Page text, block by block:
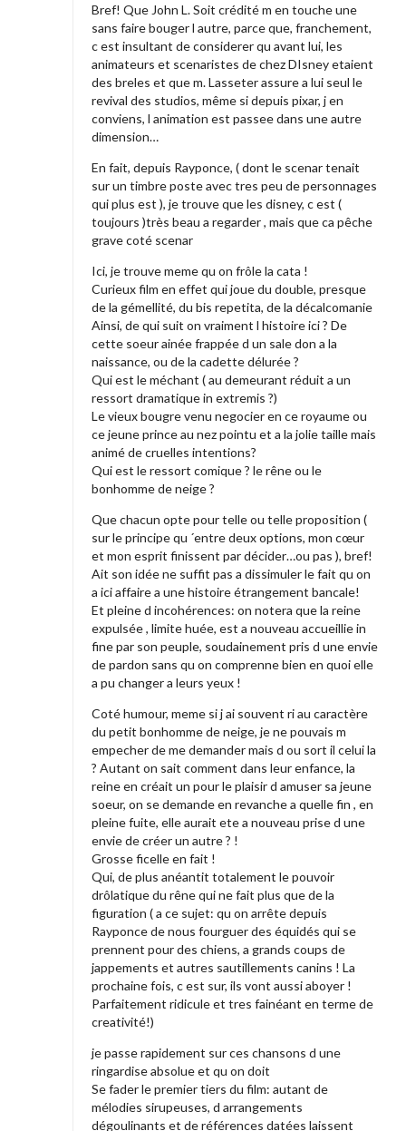
Bref! Que John L. Soit crédité m en touche une
sans faire bouger l autre, parce que, franchement,
c est insultant de considerer qu avant lui, les
animateurs et scenaristes de chez DIsney etaient
des breles et que m. Lasseter assure a lui seul le
revival des studios, même si depuis pixar, j en
conviens, l animation est passee dans une autre
dimension…
En fait, depuis Rayponce, ( dont le scenar tenait
sur un timbre poste avec tres peu de personnages
qui plus est ), je trouve que les disney, c est (
toujours )très beau a regarder , mais que ca pêche
grave coté scenar
Ici, je trouve meme qu on frôle la cata !
Curieux film en effet qui joue du double, presque
de la gémellité, du bis repetita, de la décalcomanie
Ainsi, de qui suit on vraiment l histoire ici ? De
cette soeur ainée frappée d un sale don a la
naissance, ou de la cadette délurée ?
Qui est le méchant ( au demeurant réduit a un
ressort dramatique in extremis ?)
Le vieux bougre venu negocier en ce royaume ou
ce jeune prince au nez pointu et a la jolie taille mais
animé de cruelles intentions?
Qui est le ressort comique ? le rêne ou le
bonhomme de neige ?
Que chacun opte pour telle ou telle proposition (
sur le principe qu ´entre deux options, mon cœur
et mon esprit finissent par décider…ou pas ), bref!
Ait son idée ne suffit pas a dissimuler le fait qu on
a ici affaire a une histoire étrangement bancale!
Et pleine d incohérences: on notera que la reine
expulsée , limite huée, est a nouveau accueillie in
fine par son peuple, soudainement pris d une envie
de pardon sans qu on comprenne bien en quoi elle
a pu changer a leurs yeux !
Coté humour, meme si j ai souvent ri au caractère
du petit bonhomme de neige, je ne pouvais m
empecher de me demander mais d ou sort il celui la
? Autant on sait comment dans leur enfance, la
reine en créait un pour le plaisir d amuser sa jeune
soeur, on se demande en revanche a quelle fin , en
pleine fuite, elle aurait ete a nouveau prise d une
envie de créer un autre ? !
Grosse ficelle en fait !
Qui, de plus anéantit totalement le pouvoir
drôlatique du rêne qui ne fait plus que de la
figuration ( a ce sujet: qu on arrête depuis
Rayponce de nous fourguer des équidés qui se
prennent pour des chiens, a grands coups de
jappements et autres sautillements canins ! La
prochaine fois, c est sur, ils vont aussi aboyer !
Parfaitement ridicule et tres fainéant en terme de
creativité!)
je passe rapidement sur ces chansons d une
ringardise absolue et qu on doit
Se fader le premier tiers du film: autant de
mélodies sirupeuses, d arrangements
dégoulinants et de références datées laissent